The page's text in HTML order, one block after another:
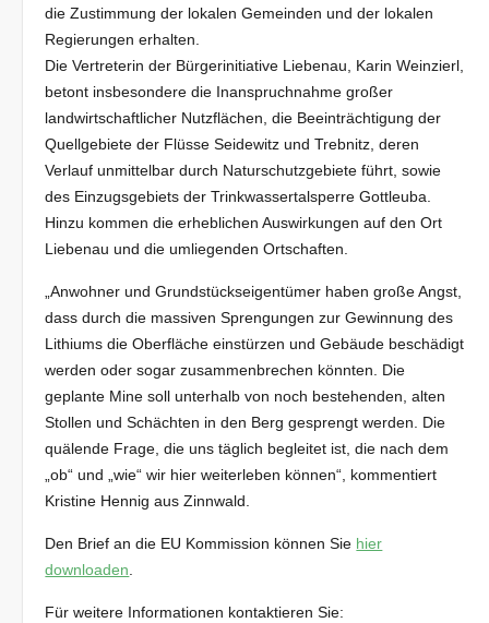
die Zustimmung der lokalen Gemeinden und der lokalen
Regierungen erhalten.
Die Vertreterin der Bürgerinitiative Liebenau, Karin Weinzierl,
betont insbesondere die Inanspruchnahme großer
landwirtschaftlicher Nutzflächen, die Beeinträchtigung der
Quellgebiete der Flüsse Seidewitz und Trebnitz, deren
Verlauf unmittelbar durch Naturschutzgebiete führt, sowie
des Einzugsgebiets der Trinkwassertalsperre Gottleuba.
Hinzu kommen die erheblichen Auswirkungen auf den Ort
Liebenau und die umliegenden Ortschaften.
„Anwohner und Grundstückseigentümer haben große Angst,
dass durch die massiven Sprengungen zur Gewinnung des
Lithiums die Oberfläche einstürzen und Gebäude beschädigt
werden oder sogar zusammenbrechen könnten. Die
geplante Mine soll unterhalb von noch bestehenden, alten
Stollen und Schächten in den Berg gesprengt werden. Die
quälende Frage, die uns täglich begleitet ist, die nach dem
„ob“ und „wie“ wir hier weiterleben können“, kommentiert
Kristine Hennig aus Zinnwald.
Den Brief an die EU Kommission können Sie hier
downloaden
Für weitere Informationen kontaktieren Sie: